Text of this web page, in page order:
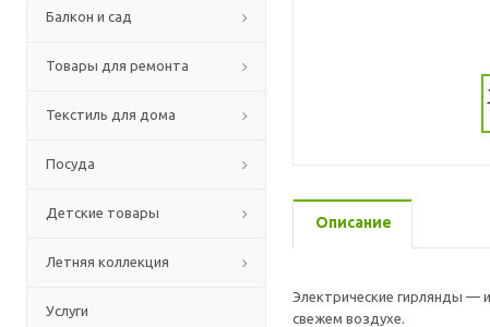
Балкон и сад
Товары для ремонта
Текстиль для дома
Посуда
Детские товары
Летняя коллекция
Услуги
Описание
Электрические гирлянды —
свежем воздухе.